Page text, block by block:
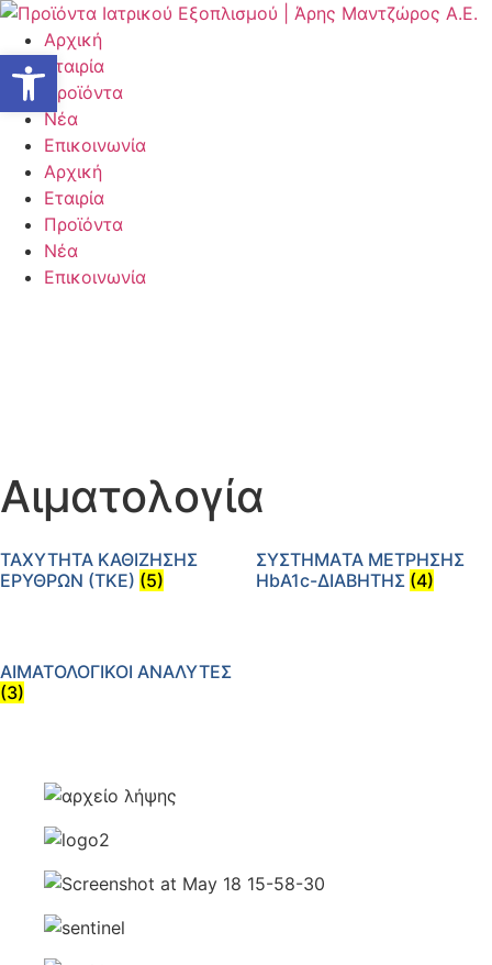
Μετάβαση
στο
περιεχόμενο
Αρχική
Εταιρία
Προϊόντα
Νέα
Επικοινωνία
Αρχική
Εταιρία
Προϊόντα
Νέα
Επικοινωνία
Αιματολογία
ΤΑΧΥΤΗΤΑ ΚΑΘΙΖΗΣΗΣ
ΕΡΥΘΡΩΝ (ΤΚΕ) (5)
ΣYΣΤΗΜΑTA ΜΕΤΡΗΣΗΣ
ΗbΑ1c-ΔΙΑΒΗΤΗΣ (4)
ΑΙΜΑΤΟΛΟΓΙΚΟΙ ΑΝΑΛΥΤΕΣ
(3)
Ανοίξτε τη γραμμή εργαλείων